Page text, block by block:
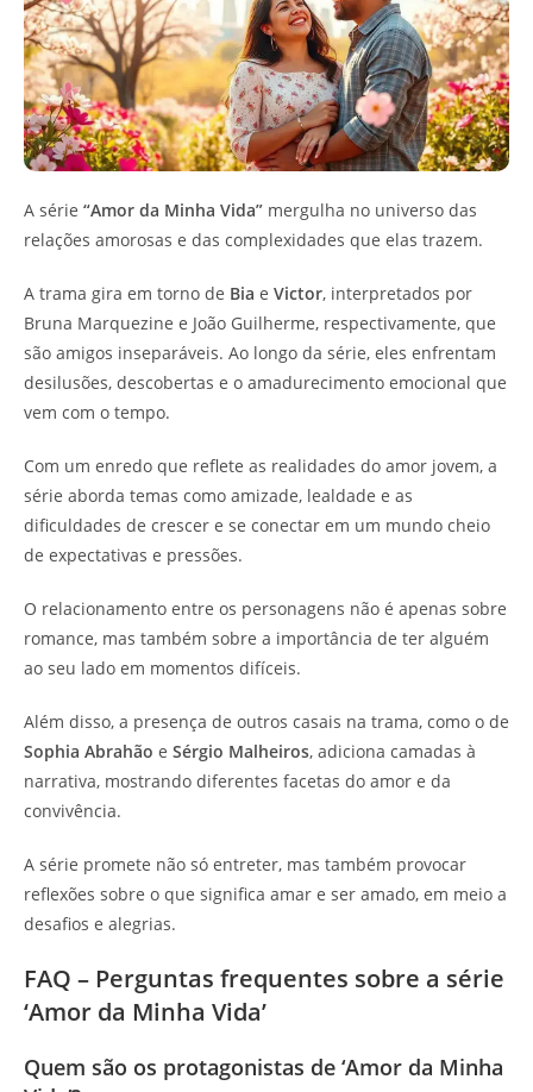
A série “Amor da Minha Vida” mergulha no universo das
relações amorosas e das complexidades que elas trazem.
A trama gira em torno de Bia e Victor, interpretados por
Bruna Marquezine e João Guilherme, respectivamente, que
são amigos inseparáveis. Ao longo da série, eles enfrentam
desilusões, descobertas e o amadurecimento emocional que
vem com o tempo.
Com um enredo que reflete as realidades do amor jovem, a
série aborda temas como amizade, lealdade e as
dificuldades de crescer e se conectar em um mundo cheio
de expectativas e pressões.
O relacionamento entre os personagens não é apenas sobre
romance, mas também sobre a importância de ter alguém
ao seu lado em momentos difíceis.
Além disso, a presença de outros casais na trama, como o de
Sophia Abrahão e Sérgio Malheiros, adiciona camadas à
narrativa, mostrando diferentes facetas do amor e da
convivência.
A série promete não só entreter, mas também provocar
reflexões sobre o que significa amar e ser amado, em meio a
desafios e alegrias.
FAQ – Perguntas frequentes sobre a série
‘Amor da Minha Vida’
Quem são os protagonistas de ‘Amor da Minha